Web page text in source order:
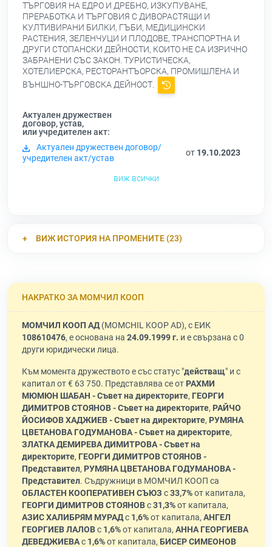
ТЪРГОВИЯ НА ЕДРО И ДРЕБНО, ИЗКУПУВАНЕ,
ПРЕРАБОТКА И ТЪРГОВИЯ С ДИВОРАСТЯЩИ И
КУЛТИВИРАНИ БИЛКИ, ГЪБИ, МЕДИЦИНСКИ
РАСТЕНИЯ, ЗЕЛЕНЧУЦИ И ПЛОДОВЕ, ТРАНСПОРТНА И
ДРУГИ СТОПАНСКИ ДЕЙНОСТИ, КОИТО НЕ СА ИЗРИЧНО
ЗАБРАНЕНИ СЪС ЗАКОН. ТУРИСТИЧЕСКА,
ХОТЕЛИЕРСКА, РЕСТОРАНТЪОРСКА, ПРОМИШЛЕНА И
ВЪНШНО-ТЪРГОВСКА ДЕЙНОСТ.
Актуален дружествен
договор, устав,
или учредителен акт:
Актуален дружествен договор/
учредителен акт/устав
от 19.10.2023
виж всички
ВИЖ ИСТОРИЯ НА ПРОМЕНИТЕ (23)
НАКРАТКО ЗА МОМЧИЛ КООП
МОМЧИЛ КООП АД(MOMCHIL KOOP AD), с ЕИК
108610476, е основана на 24.09.1999 г. и е свързана с 0
други юридически лица.
Към момента дружеството е със статус "действащ" и с
капитал от € 63 750. Представлява се от РАХМИ
МЮМЮН ШАБАН - Съвет на директорите, ГЕОРГИ
ДИМИТРОВ СТОЯНОВ - Съвет на директорите, РАЙЧО
ЙОСИФОВ ХАДЖИЕВ - Съвет на директорите, РУМЯНА
ЦВЕТАНОВА ГОДУМАНОВА - Съвет на директорите,
ЗЛАТКА ДЕМИРЕВА ДИМИТРОВА - Съвет на
директорите, ГЕОРГИ ДИМИТРОВ СТОЯНОВ -
Представител, РУМЯНА ЦВЕТАНОВА ГОДУМАНОВА -
Представител. Съдружници в МОМЧИЛ КООП са
ОБЛАСТЕН КООПЕРАТИВЕН СЪЮЗ с33,7%от капитала,
ГЕОРГИ ДИМИТРОВ СТОЯНОВс31,3%от капитала,
АЗИС ХАЛИБРЯМ МУРАДс 1,6%от капитала, АНГЕЛ
ГЕОРГИЕВ ЛАЛОВс 1,6%от капитала, АННА ГЕОРГИЕВА
ДЕВЕДЖИЕВАс 1,6%от капитала, БИСЕР СИМЕОНОВ